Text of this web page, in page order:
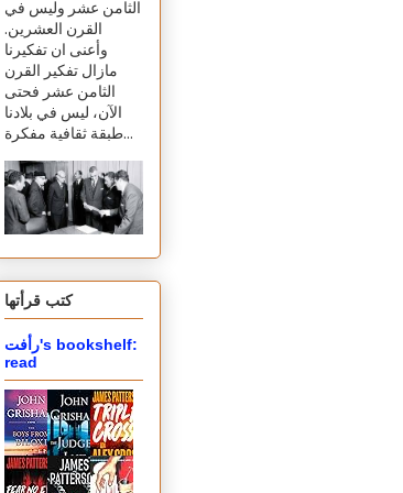
الثامن عشر وليس في
القرن العشرين.
وأعنى ان تفكيرنا
مازال تفكير القرن
الثامن عشر فحتى
الآن، ليس في بلادنا
طبقة ثقافية مفكرة...
كتب قرأتها
رأفت's bookshelf:
read